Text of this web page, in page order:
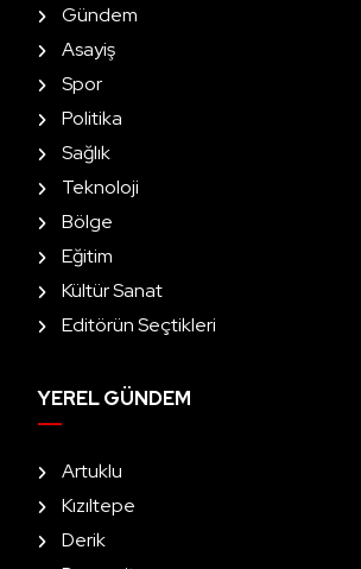
Gündem
Asayiş
Spor
Politika
Sağlık
Teknoloji
Bölge
Eğitim
Kültür Sanat
Editörün Seçtikleri
YEREL GÜNDEM
Artuklu
Kızıltepe
Derik